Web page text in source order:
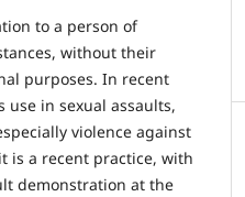
to a person of
without their
purposes. In recent
in sexual assaults,
violence against
is a recent practice, with
demonstration at the